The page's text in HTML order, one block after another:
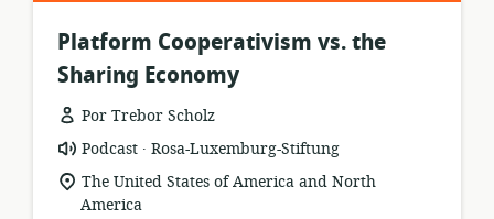
Platform Cooperativism vs. the
Sharing Economy
Por Trebor Scholz
formato
de
recurso:
Podcast .
Editor:Rosa-Luxemburg-Stiftung
local
de
The United States of America and North
America